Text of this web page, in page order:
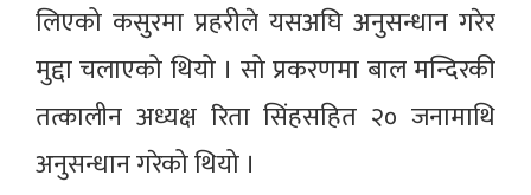
लिएको कसुरमा प्रहरीले यसअघि अनुसन्धान गरेर
मुद्दा चलाएको थियो । सो प्रकरणमा बाल मन्दिरकी
तत्कालीन अध्यक्ष रिता सिंहसहित २० जनामाथि
अनुसन्धान गरेको थियो ।